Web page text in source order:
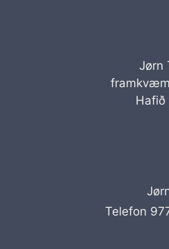
Jørn
Hafið
Telefon